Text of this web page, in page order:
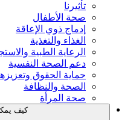
تأثيرنا
صحة الأطفال
إدماج ذوي الإعاقة
الغذاء والتغذية
الرعاية الطبية
دعم الصحة النفسية
حماية الحقوق
الصحة والنظافة
صحة المرأة
كيف